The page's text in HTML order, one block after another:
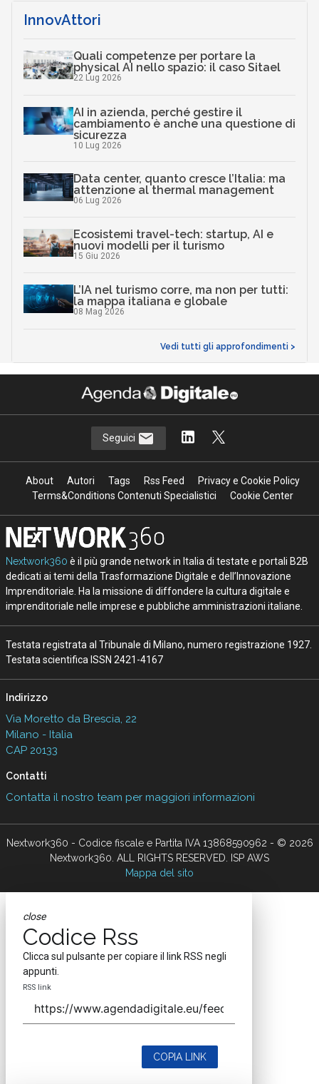
InnovAttori
Quali competenze per portare la
physical AI nello spazio: il caso Sitael
22 Lug 2026
AI in azienda, perché gestire il
cambiamento è anche una questione di
sicurezza
10 Lug 2026
Data center, quanto cresce l’Italia: ma
attenzione al thermal management
06 Lug 2026
Ecosistemi travel-tech: startup, AI e
nuovi modelli per il turismo
15 Giu 2026
L’IA nel turismo corre, ma non per tutti:
la mappa italiana e globale
08 Mag 2026
Vedi tutti gli approfondimenti >
Seguici
About Autori Tags Rss Feed
Privacy e Cookie Policy
Terms&Conditions Contenuti Specialistici
Cookie Center
Nextwork360 è il più grande network in Italia di testate e portali B2B
dedicati ai temi della Trasformazione Digitale e dell’Innovazione
Imprenditoriale. Ha la missione di diffondere la cultura digitale e
imprenditoriale nelle imprese e pubbliche amministrazioni italiane.
Testata registrata al Tribunale di Milano, numero registrazione 1927.
Testata scientifica ISSN 2421-4167
Indirizzo
Via Moretto da Brescia, 22
Milano - Italia
CAP 20133
Contatti
Contatta il nostro team per maggiori informazioni
Nextwork360 - Codice fiscale e Partita IVA 13868590962 - © 2026
Nextwork360. ALL RIGHTS RESERVED. ISP AWS
Mappa del sito
close
Codice Rss
Clicca sul pulsante per copiare il link RSS negli
appunti.
RSS link
COPIA LINK